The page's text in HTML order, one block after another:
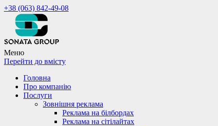
+38 (063) 842-49-08
Меню
Перейти до вмісту
Головна
Про компанію
Послуги
Зовнішня реклама
Реклама на білбордах
Реклама на сітілайтах